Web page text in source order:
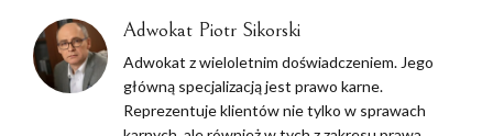
Adwokat Piotr Sikorski
Adwokat z wieloletnim doświadczeniem. Jego
główną specjalizacją jest prawo karne.
Reprezentuje klientów nie tylko w sprawach